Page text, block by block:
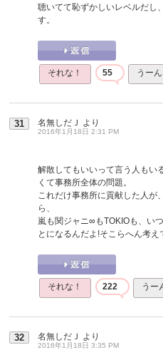
聴いてて恥ずかしいレベルだし
す。
それな！ 55 うーん
31 名無しだＪ より
2016年1月18日 2:31 PM
解散してもいいって言う人もい
くて事務所全体の問題。
これだけ事務所に貢献した人が
ら、
嵐も関ジャニ∞もTOKIOも、い
とになるんだよ!そこらへん考え
それな！ 222 うー
32 名無しだＪ より
2016年1月18日 3:35 PM